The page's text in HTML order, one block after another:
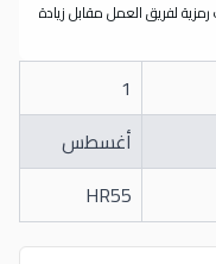
لفريق العمل مقابل زيادة
1
أغسطس
HR55